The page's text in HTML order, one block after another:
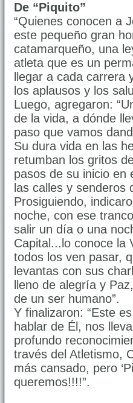
De “Piquito”
“Quienes conocen a
este pequeño gran
catamarqueño, una
atleta que es un
llegar a cada
los aplausos y los
Luego, agregaron:
de la vida, a dónde
paso que vamos
Su dura vida en las
retumban los gritos
pasos de su inicio en
las calles y senderos
Prosiguiendo,
noche, con ese
salir un día o una
Capital...lo conoce la
todos los ven pasar,
levantas con sus
lleno de alegría y
de un ser humano”.
Y finalizaron: “Este
hablar de Él, nos
profundo
través del Atletismo,
más cansado, pero
queremos!!!!”.